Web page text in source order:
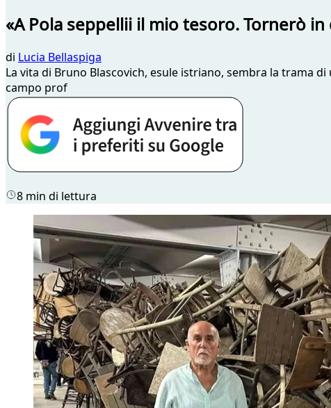
«A Pola seppellii il mio tesoro. Tornerò
di Lucia Bellaspiga
La vita di Bruno Blascovich, esule istriano, sembra la trama
campo prof
8 min di lettura